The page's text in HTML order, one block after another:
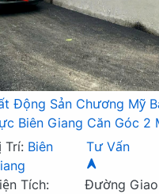
Động Sản Chương Mỹ
Biên Giang Căn Góc 2
Đỗ Tận Cửa Gần Trục
Trí: Biên
Tư Vấn
Tích:
Đường